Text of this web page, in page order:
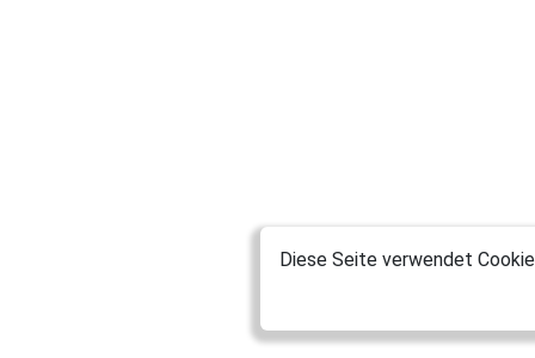
Diese Seite verwendet